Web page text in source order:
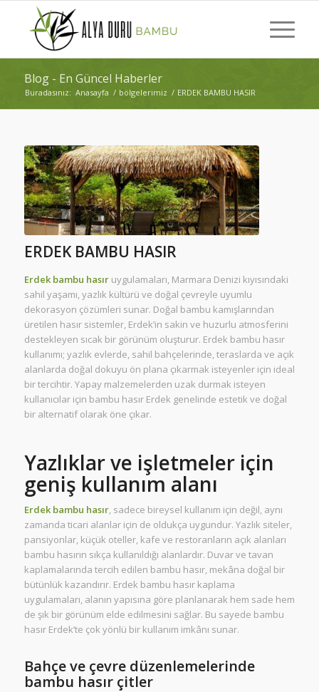
Blog - En Güncel Haberler
Buradasınız: Anasayfa / bölgelerimiz / ERDEK BAMBU HASIR
ERDEK BAMBU HASIR
Erdek bambu hasıruygulamaları, Marmara Denizi kıyısındaki
sahil yaşamı, yazlık kültürü ve doğal çevreyle uyumlu
dekorasyon çözümleri sunar. Doğal bambu kamışlarından
üretilen hasır sistemler, Erdek’in sakin ve huzurlu atmosferini
destekleyen sıcak bir görünüm oluşturur. Erdek bambu hasır
kullanımı; yazlık evlerde, sahil bahçelerinde, teraslarda ve açık
alanlarda doğal dokuyu ön plana çıkarmak isteyenler için ideal
bir tercihtir. Yapay malzemelerden uzak durmak isteyen
kullanıcılar için bambu hasır Erdek genelinde estetik ve doğal
bir alternatif olarak öne çıkar.
Yazlıklar ve işletmeler için
geniş kullanım alanı
Erdek bambu hasır, sadece bireysel kullanım için değil, aynı
zamanda ticari alanlar için de oldukça uygundur. Yazlık siteler,
pansiyonlar, küçük oteller, kafe ve restoranların açık alanları
bambu hasırın sıkça kullanıldığı alanlardır. Duvar ve tavan
kaplamalarında tercih edilen bambu hasır, mekâna doğal bir
bütünlük kazandırır. Erdek bambu hasır kaplama
uygulamaları, alanın yapısına göre planlanarak hem sade hem
de şık bir görünüm elde edilmesini sağlar. Bu sayede bambu
hasır Erdek’te çok yönlü bir kullanım imkânı sunar.
Bahçe ve çevre düzenlemelerinde
bambu hasır çitler